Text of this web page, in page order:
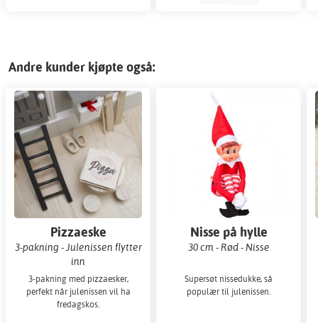
Andre kunder kjøpte også:
Pizzaeske
3-pakning - Julenissen flytter
inn
3-pakning med pizzaesker,
perfekt når julenissen vil ha
fredagskos.
Nisse på hylle
30 cm - Rød - Nisse
Supersøt nissedukke, så
populær til julenissen.